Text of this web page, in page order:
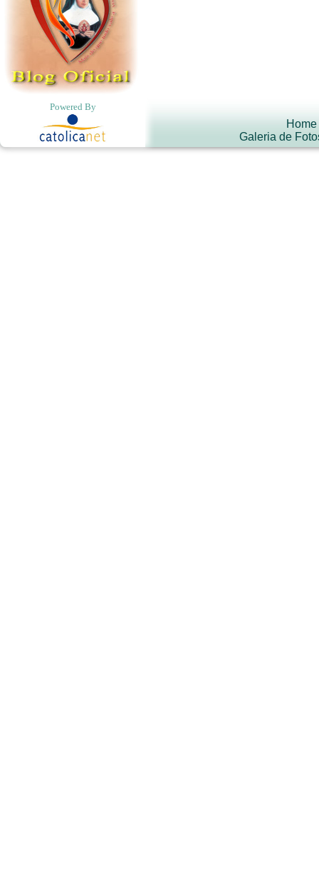
Powered By
Home
Galeria de